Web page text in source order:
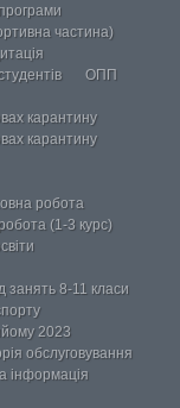
частина)
ОПП
карантину
карантину
робота
(1-3 курс)
занять 8-11 класи
2023
обслуговування
інформація